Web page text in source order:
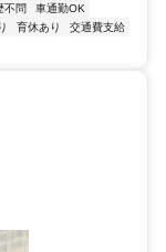
不問
車通勤OK
育休あり
交通費支給